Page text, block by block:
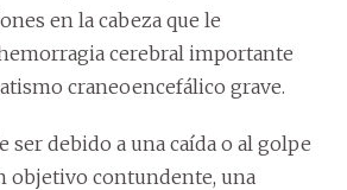
en la cabeza que le
cerebral importante
craneoencefálico grave.
ser debido a una caída o al golpe
objetivo contundente, una